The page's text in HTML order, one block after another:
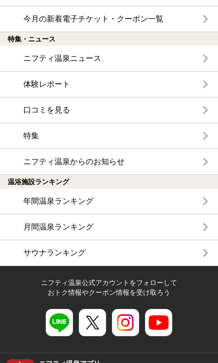
今月の新着電子チケット・クーポン一覧
特集・ニュース
ニフティ温泉ニュース
体験レポート
口コミを見る
特集
ニフティ温泉からのお知らせ
温浴施設ランキング
年間温泉ランキング
月間温泉ランキング
サウナランキング
ニフティ温泉公式アカウントをフォローして
おトク情報やクーポン情報を受け取ろう